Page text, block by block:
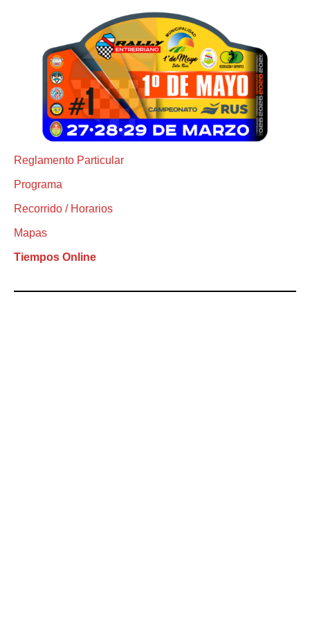
Reglamento Particular
Programa
Recorrido / Horarios
Mapas
Tiempos Online